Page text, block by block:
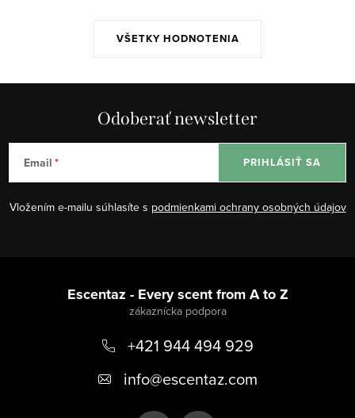
VŠETKY HODNOTENIA
Odoberať newsletter
Email
Vložením e-mailu súhlasíte s podmienkami ochrany osobných údajov
PRIHLÁSIŤ SA
Escentaz - Every scent from A to Z
+421 944 494 929
info@escentaz.com